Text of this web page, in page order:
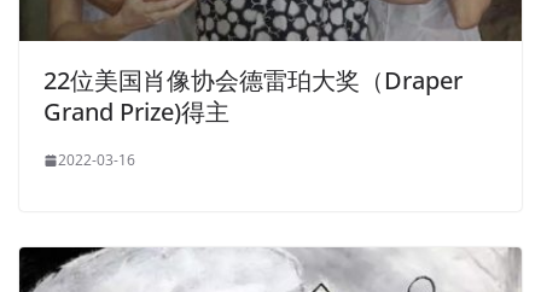
22位美国肖像协会德雷珀大奖（Draper
Grand Prize)得主
2022-03-16